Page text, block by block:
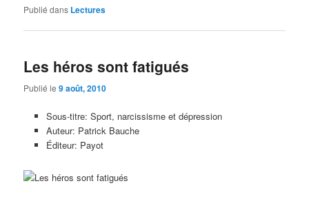
Publié dans Lectures
Les héros sont fatigués
Publié le9 août, 2010
Sous-titre: Sport, narcissisme et dépression
Auteur: Patrick Bauche
Éditeur: Payot